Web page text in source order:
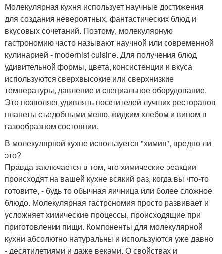
Молекулярная кухня использует научные достижения
для создания невероятных, фантастических блюд и
вкусовых сочетаний. Поэтому, молекулярную
гастрономию часто называют научной или современной
кулинарией - modernist cuisine. Для получения блюд
удивительной формы, цвета, консистенции и вкуса
используются сверхвысокие или сверхнизкие
температуры, давление и специальное оборудование.
Это позволяет удивлять посетителей лучших ресторанов
планеты съедобными меню, жидким хлебом и вином в
газообразном состоянии.
В молекулярной кухне используется "химия", вредно ли
это?
Правда заключается в том, что химические реакции
происходят на вашей кухне всякий раз, когда вы что-то
готовите, - будь то обычная яичница или более сложное
блюдо. Молекулярная гастрономия просто развивает и
усложняет химические процессы, происходящие при
приготовлении пищи. Компоненты для молекулярной
кухни абсолютно натуральны и используются уже давно
- десятилетиями и даже веками. О свойствах и